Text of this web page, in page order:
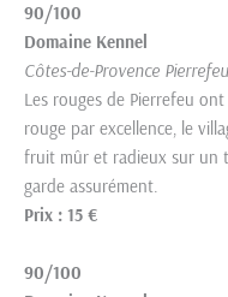
90/100
Domaine Kennel
Côtes-de-Provence
Les rouges de Pierrefeu
rouge par excellence, le
fruit mûr et radieux sur un
garde assurément.
Prix : 15 €
90/100